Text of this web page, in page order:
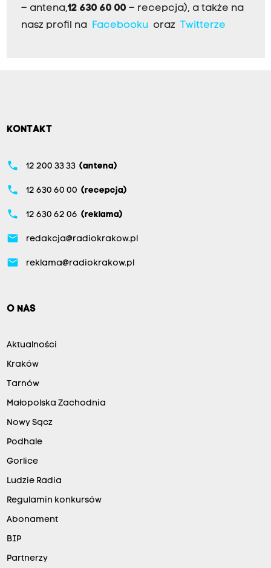
– antena,12 630 60 00 – recepcja), a także na
nasz profil na Facebookuoraz Twitterze
KONTAKT
phone 12 200 33 33 (antena)
phone 12 630 60 00 (recepcja)
phone 12 630 62 06 (reklama)
email redakcja@radiokrakow.pl
email reklama@radiokrakow.pl
O NAS
Aktualności
Kraków
Tarnów
Małopolska Zachodnia
Nowy Sącz
Podhale
Gorlice
Ludzie Radia
Regulamin konkursów
Abonament
BIP
Partnerzy